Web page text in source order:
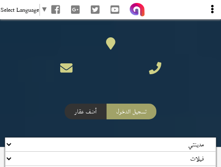
Select Language ▼
تسجيل الدخول أضف عقار